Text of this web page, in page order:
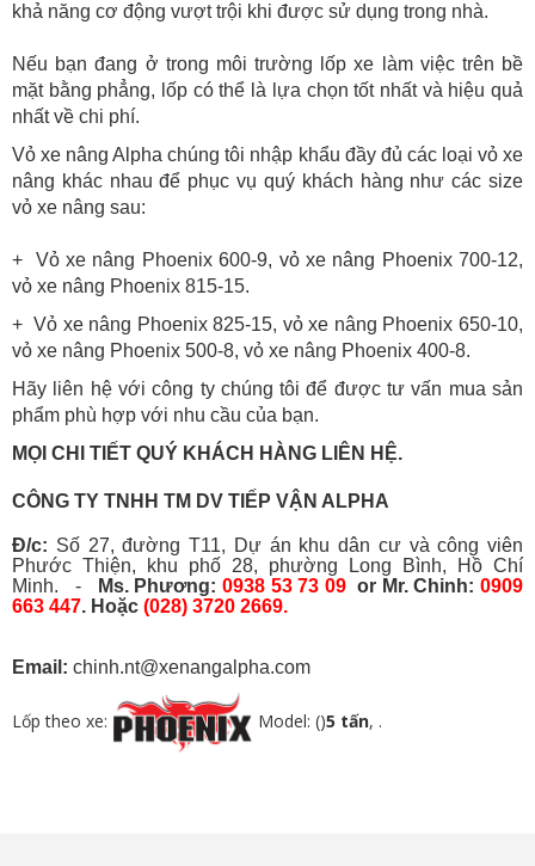
khả năng cơ động vượt trội khi được sử dụng trong nhà.
Nếu bạn đang ở trong môi trường lốp xe làm việc trên bề
mặt bằng phẳng, lốp có thể là lựa chọn tốt nhất và hiệu quả
nhất về chi phí.
Vỏ xe nâng Alpha chúng tôi nhập khẩu đầy đủ các loại vỏ xe
nâng khác nhau để phục vụ quý khách hàng như các size
vỏ xe nâng sau:
+ Vỏ xe nâng Phoenix 600-9, vỏ xe nâng Phoenix 700-12,
vỏ xe nâng Phoenix 815-15.
+ Vỏ xe nâng Phoenix 825-15, vỏ xe nâng Phoenix 650-10,
vỏ xe nâng Phoenix 500-8, vỏ xe nâng Phoenix 400-8.
Hãy liên hệ với công ty chúng tôi để được tư vấn mua sản
phẩm phù hợp với nhu cầu của bạn.
MỌI CHI TIẾT QUÝ KHÁCH HÀNG LIÊN HỆ.
CÔNG TY TNHH TM DV TIẾP VẬN ALPHA
Đ/c: Số 27, đường T11, Dự án khu dân cư và công viên
Phước Thiện, khu phố 28, phường Long Bình, Hồ Chí
Minh. -
Ms. Phương: 0938 53 73 09or Mr. Chinh: 0909
663 447. Hoặc (028) 3720 2669.
Email: chinh.nt@xenangalpha.com
Lốp theo xe: Model: ()5 tấn, .